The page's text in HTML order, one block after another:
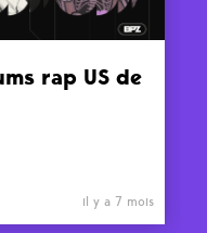
rap US de
il y a 7 mois